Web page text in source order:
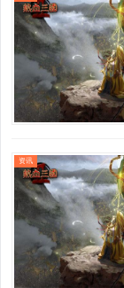
资讯